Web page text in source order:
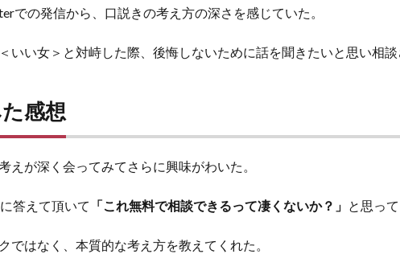
での発信から、口説きの考え方の深さを感じていた。
いい女＞と対峙した際、後悔しないために話を聞きたいと思い相談
感想
えが深く会ってみてさらに興味がわいた。
答えて頂いて 「これ無料で相談できるって凄くないか？」 と思っ
ではなく、本質的な考え方を教えてくれた。